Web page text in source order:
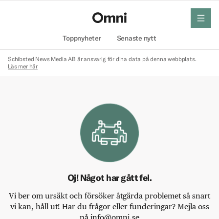
Toppnyheter Senaste nytt
meny
Schibsted News Media AB är ansvarig för dina data på denna webbplats.
Läs mer här
Oj! Något har gått fel.
Vi ber om ursäkt och försöker åtgärda problemet så snart
vi kan, håll ut! Har du frågor eller funderingar? Mejla oss